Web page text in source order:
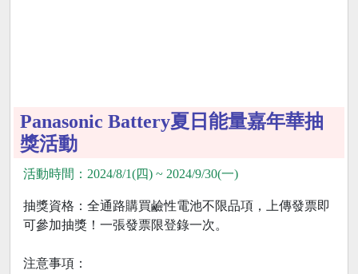
Panasonic Battery夏日能量嘉年華抽
獎活動
活動時間：2024/8/1(四) ~ 2024/9/30(一)
抽獎資格：全通路購買鹼性電池不限品項，上傳發票即
可參加抽獎！一張發票限登錄一次。
注意事項：